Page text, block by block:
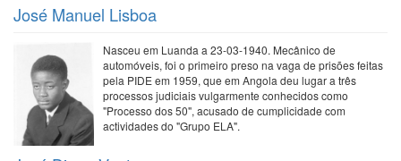
José Manuel Lisboa
Nasceu em Luanda a 23-03-1940. Mecânico de
automóveis, foi o primeiro preso na vaga de prisões feitas
pela PIDE em 1959, que em Angola deu lugar a três
processos judiciais vulgarmente conhecidos como
"Processo dos 50", acusado de cumplicidade com
actividades do "Grupo ELA".